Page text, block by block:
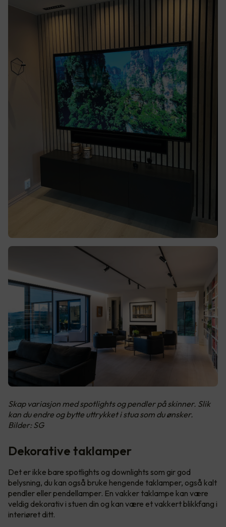
Skap variasjon med spotlights og pendler på skinner. Slik
kan du endre og bytte uttrykket i stua som du ønsker.
Bilder: SG
Dekorative taklamper
Det er ikke bare spotlights og downlights som gir god
belysning, du kan også bruke hengende taklamper, også kalt
pendler eller pendellamper. En vakker taklampe kan være
veldig dekorativ i stuen din og kan være et vakkert blikkfang i
interiøret ditt.